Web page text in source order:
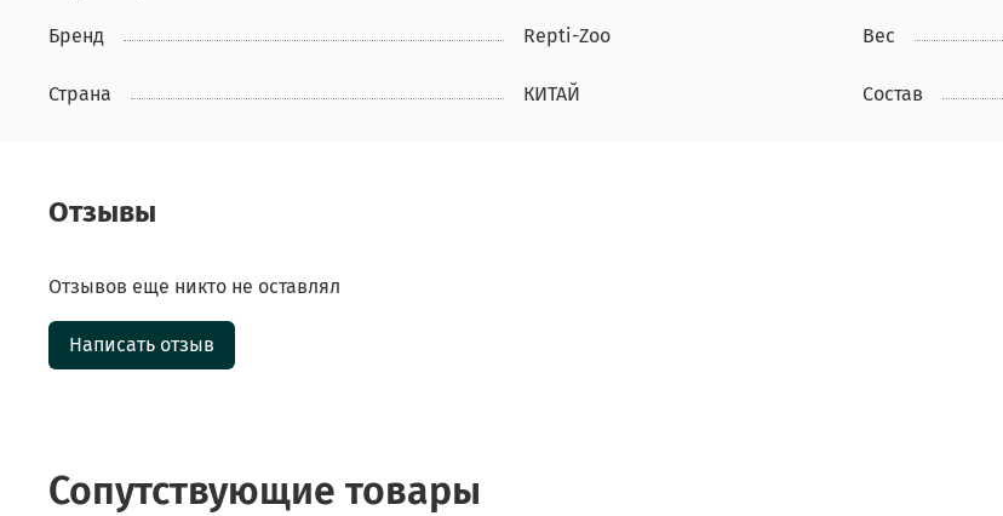
Бренд Repti-Zoo Вес
Страна КИТАЙ Состав
Отзывы
Отзывов еще никто не оставлял
Написать отзыв
Сопутствующие товары